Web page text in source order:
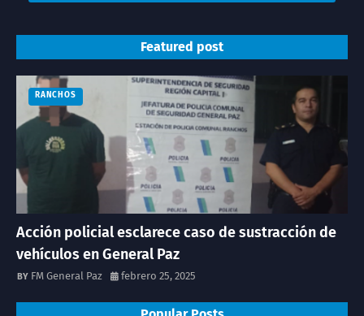
Featured post
RANCHOS
Acción policial esclarece caso de sustracción de
vehículos en General Paz
FM General Paz febrero 25, 2025